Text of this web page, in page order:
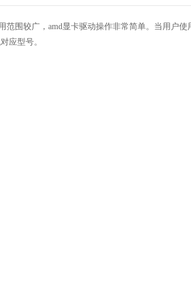
围较广，amd显卡驱动操作非常简单。当用户使
应型号。